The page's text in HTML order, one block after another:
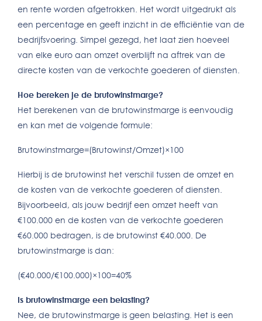
en rente worden afgetrokken. Het wordt uitgedrukt als
een percentage en geeft inzicht in de efficiëntie van de
bedrijfsvoering. Simpel gezegd, het laat zien hoeveel
van elke euro aan omzet overblijft na aftrek van de
directe kosten van de verkochte goederen of diensten.
Hoe bereken je de brutowinstmarge?
Het berekenen van de brutowinstmarge is eenvoudig
en kan met de volgende formule:
Brutowinstmarge=(Brutowinst/Omzet)×100
Hierbij is de brutowinst het verschil tussen de omzet en
de kosten van de verkochte goederen of diensten.
Bijvoorbeeld, als jouw bedrijf een omzet heeft van
€100.000 en de kosten van de verkochte goederen
€60.000 bedragen, is de brutowinst €40.000. De
brutowinstmarge is dan:
(€40.000/€100.000)×100=40%
Is brutowinstmarge een belasting?
Nee, de brutowinstmarge is geen belasting. Het is een